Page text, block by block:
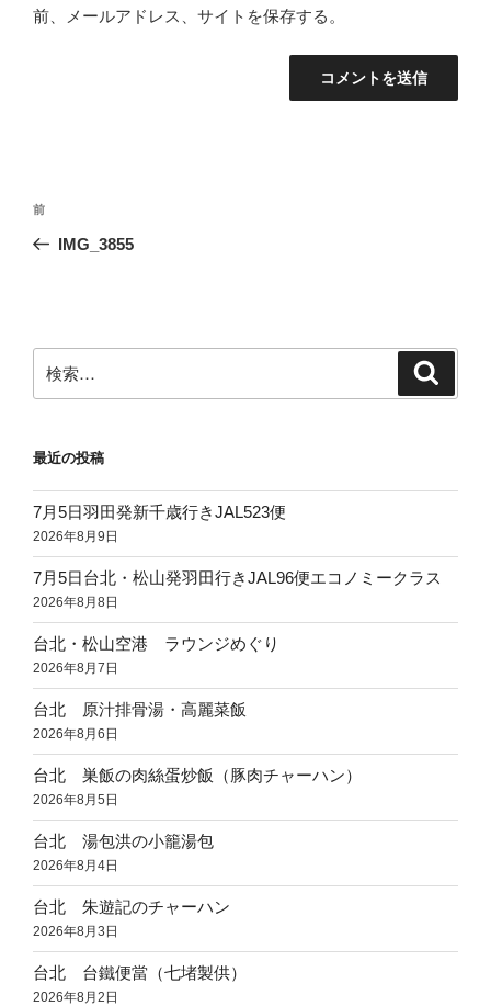
前、メールアドレス、サイトを保存する。
投
ナ
ー
シ
前
の
前
IMG_3855
索:
最近の投稿
7月5日羽田発新千歳行きJAL523便
2026年8月9日
7月5日台北・松山発羽田行きJAL96便エコノミークラス
2026年8月8日
台北・松山空港 ラウンジめぐり
2026年8月7日
台北 原汁排骨湯・高麗菜飯
2026年8月6日
台北 巣飯の肉絲蛋炒飯（豚肉チャーハン）
2026年8月5日
台北 湯包洪の小籠湯包
2026年8月4日
台北 朱遊記のチャーハン
2026年8月3日
台北 台鐵便當（七堵製供）
2026年8月2日